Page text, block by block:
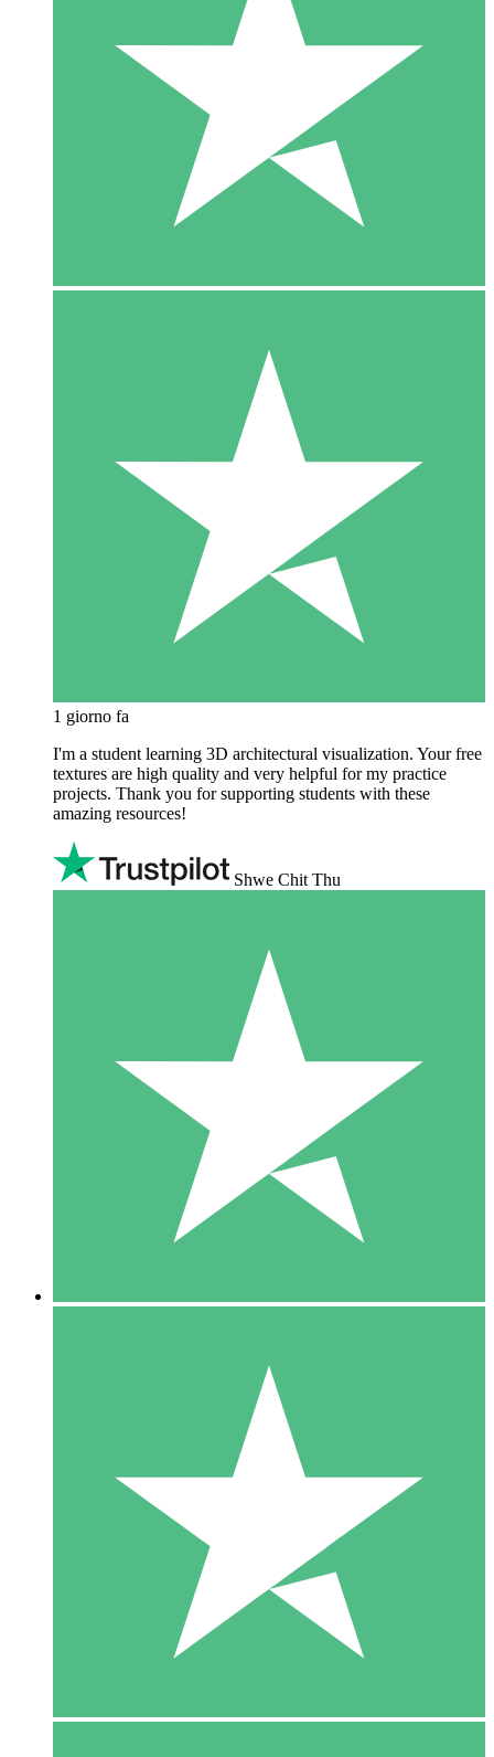
1 giorno fa
I'm a student learning 3D architectural visualization. Your free
textures are high quality and very helpful for my practice
projects. Thank you for supporting students with these
amazing resources!
Shwe Chit Thu